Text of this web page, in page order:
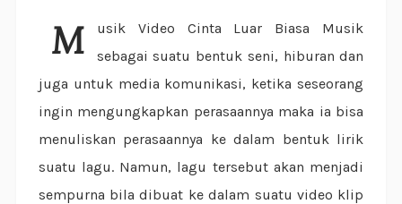
Musik Video Cinta Luar Biasa Musik
sebagai suatu bentuk seni, hiburan dan
juga untuk media komunikasi, ketika seseorang
ingin mengungkapkan perasaannya maka ia bisa
menuliskan perasaannya ke dalam bentuk lirik
suatu lagu. Namun, lagu tersebut akan menjadi
sempurna bila dibuat ke dalam suatu video klip